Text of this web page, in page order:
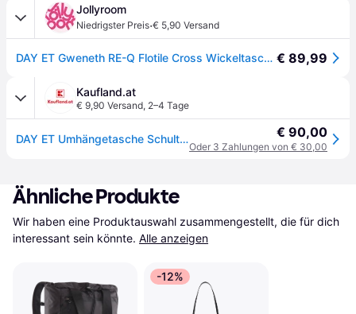
Jollyroom
Niedrigster Preis·€ 5,90 Versand
DAY ET Gweneth RE-Q Flotile Cross Wickeltasche, Schwarz € 89,99
Kaufland.at
€ 9,90 Versand, 2–4 Tage
DAY ET Umhängetasche Schultertasche Gweneth RE-Q Flotile Crossbody Bag Black schwarz € 90,00
Oder 3 Zahlungen von € 30,00
Ähnliche Produkte
Wir haben eine Produktauswahl zusammengestellt, die für dich
interessant sein könnte. Alle anzeigen
-12%